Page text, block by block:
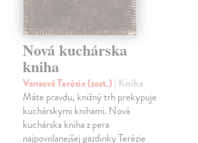
Nová kuchárska
kniha
Vansová Terézia (zost.)| Kniha
Máte pravdu, knižný trh prekypuje
kuchárskymi knihami. Nová
kuchárska kniha z pera
najpovolanejšej gazdinky Terézie